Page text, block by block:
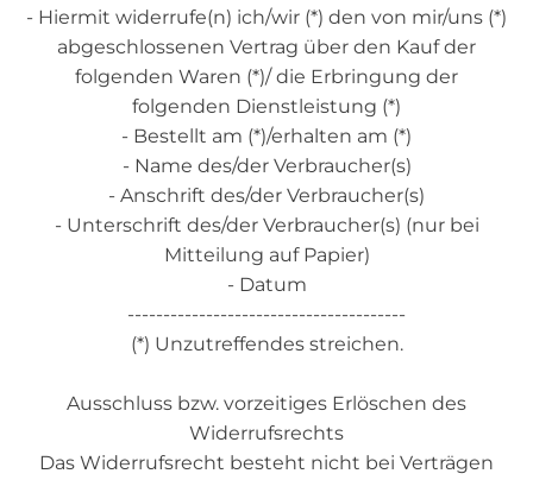
- Hiermit widerrufe(n) ich/wir (*) den von mir/uns (*)
abgeschlossenen Vertrag über den Kauf der
folgenden Waren (*)/ die Erbringung der
folgenden Dienstleistung (*)
- Bestellt am (*)/erhalten am (*)
- Name des/der Verbraucher(s)
- Anschrift des/der Verbraucher(s)
- Unterschrift des/der Verbraucher(s) (nur bei
Mitteilung auf Papier)
- Datum
---------------------------------------
(*) Unzutreffendes streichen.
Ausschluss bzw. vorzeitiges Erlöschen des
Widerrufsrechts
Das Widerrufsrecht besteht nicht bei Verträgen